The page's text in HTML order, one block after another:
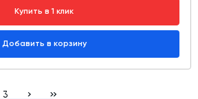
Купить в 1 клик
Добавить в корзину
3